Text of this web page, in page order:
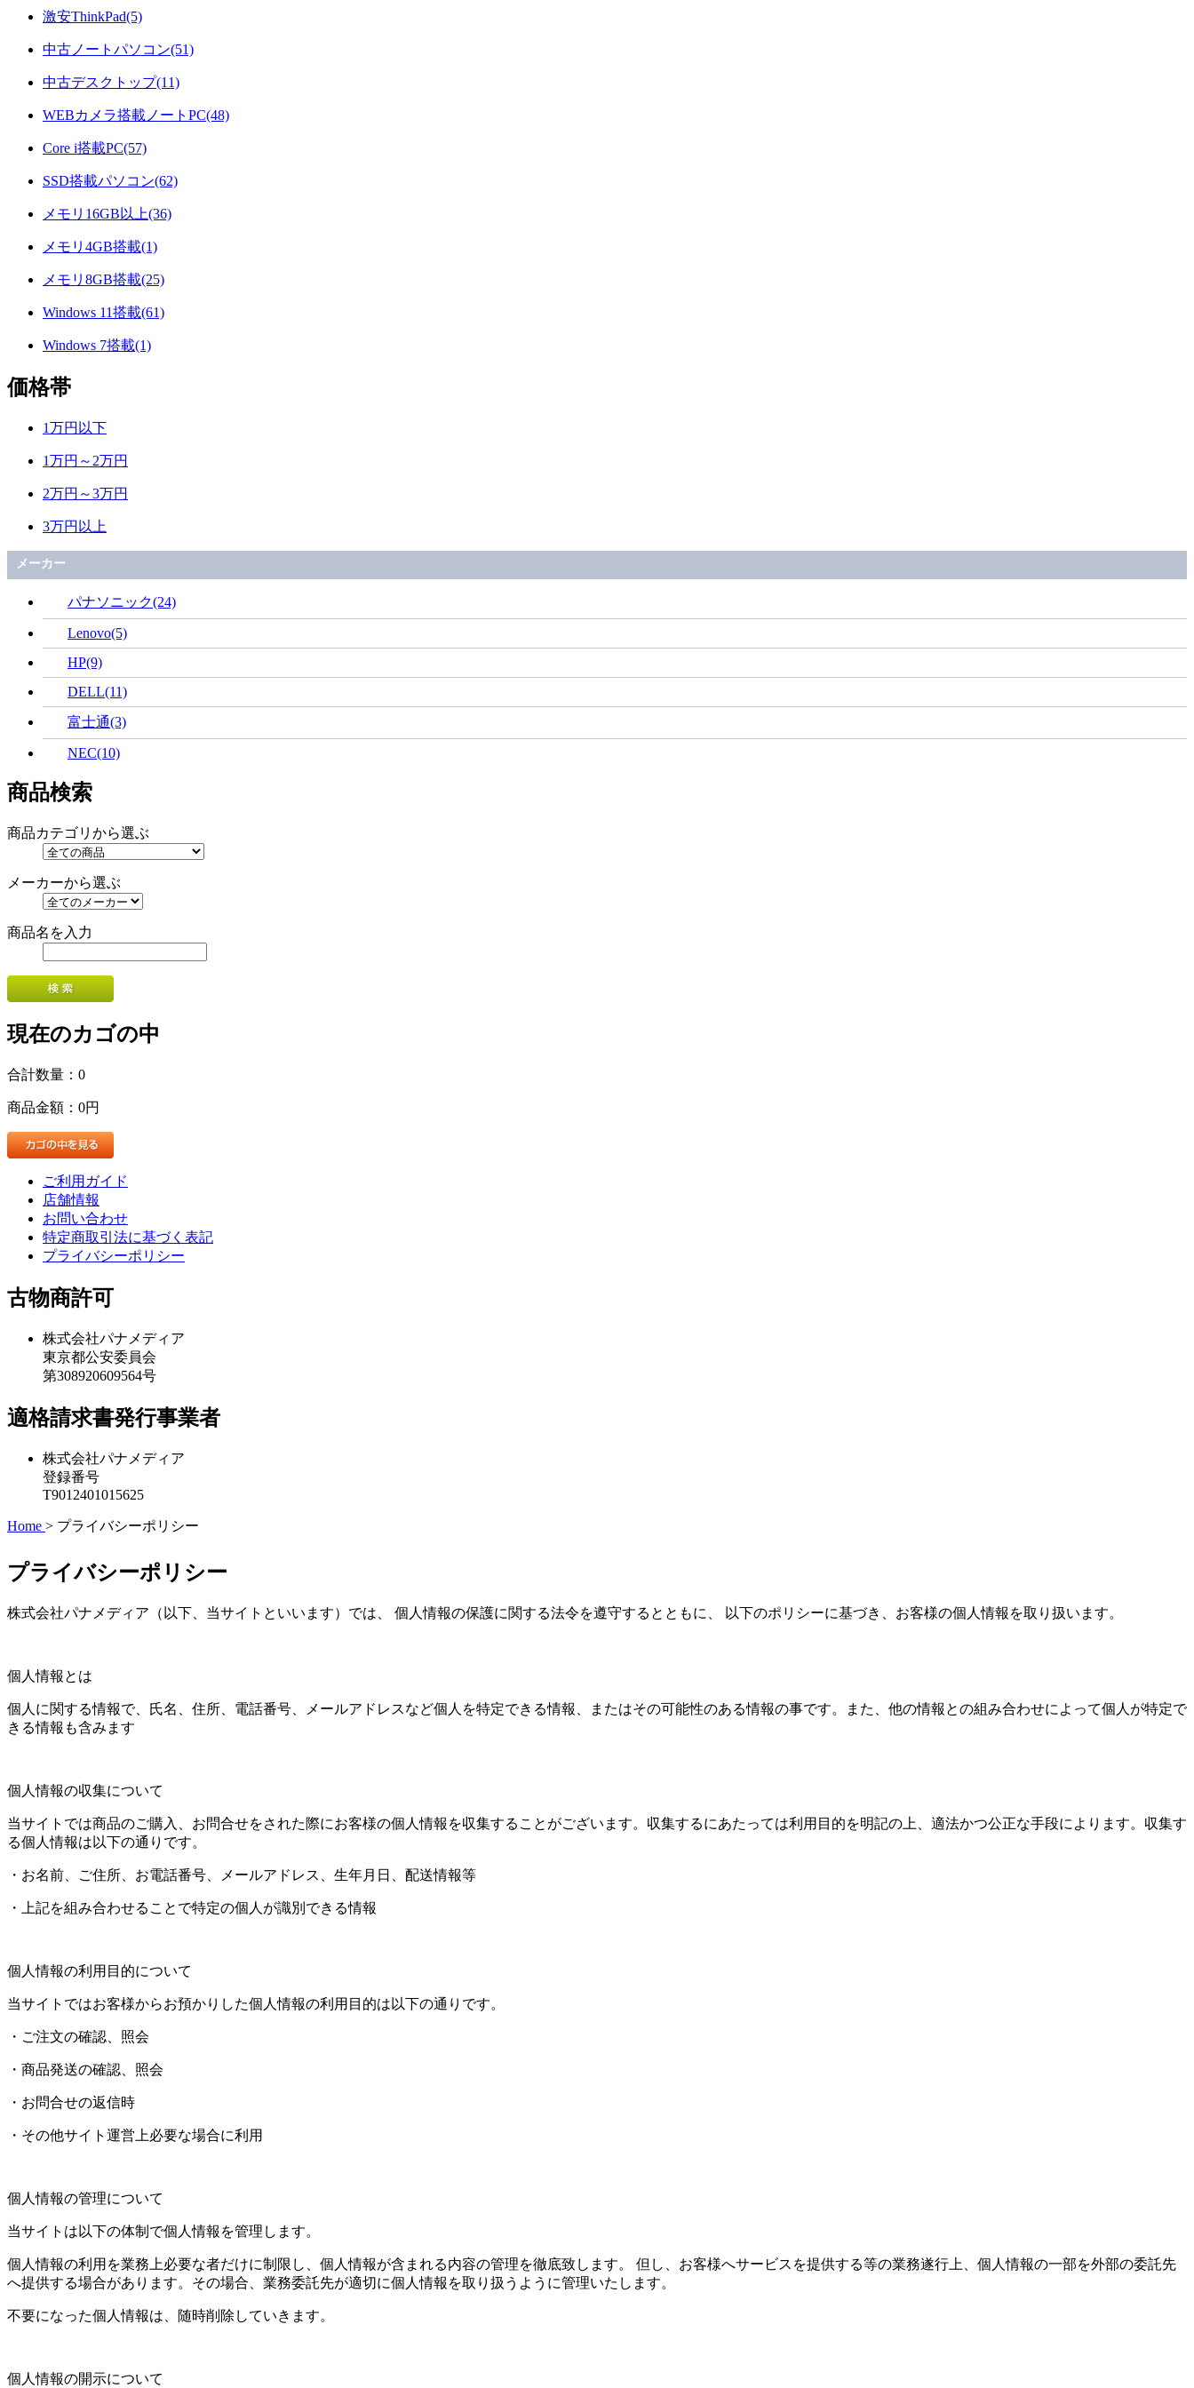
激安ThinkPad(5)
中古ノートパソコン(51)
中古デスクトップ(11)
WEBカメラ搭載ノートPC(48)
Core i搭載PC(57)
SSD搭載パソコン(62)
メモリ16GB以上(36)
メモリ4GB搭載(1)
メモリ8GB搭載(25)
Windows 11搭載(61)
Windows 7搭載(1)
価格帯
1万円以下
1万円～2万円
2万円～3万円
3万円以上
メーカー
パナソニック(24)
Lenovo(5)
HP(9)
DELL(11)
富士通(3)
NEC(10)
商品検索
商品カテゴリから選ぶ
メーカーから選ぶ
商品名を入力
現在のカゴの中
合計数量： 0
商品金額： 0円
ご利用ガイド
店舗情報
お問い合わせ
特定商取引法に基づく表記
プライバシーポリシー
古物商許可
株式会社パナメディア
東京都公安委員会
第308920609564号
適格請求書発行事業者
株式会社パナメディア
登録番号
T9012401015625
Home > プライバシーポリシー
プライバシーポリシー
株式会社パナメディア（以下、当サイトといいます）では、 個人情報の保護に関する法令を遵守するとともに、 以下のポリシーに基づき、お客様の個人情報を取り扱います。
個人情報とは
個人に関する情報で、氏名、住所、電話番号、メールアドレスなど個人を特定できる情報、またはその可能性のある情報の事です。また、他の情報との組み合わせによって個人が特定で
きる情報も含みます
個人情報の収集について
当サイトでは商品のご購入、お問合せをされた際にお客様の個人情報を収集することがございます。収集するにあたっては利用目的を明記の上、適法かつ公正な手段によります。収集す
る個人情報は以下の通りです。
・お名前、ご住所、お電話番号、メールアドレス、生年月日、配送情報等
・上記を組み合わせることで特定の個人が識別できる情報
個人情報の利用目的について
当サイトではお客様からお預かりした個人情報の利用目的は以下の通りです。
・ご注文の確認、照会
・商品発送の確認、照会
・お問合せの返信時
・その他サイト運営上必要な場合に利用
個人情報の管理について
当サイトは以下の体制で個人情報を管理します。
個人情報の利用を業務上必要な者だけに制限し、個人情報が含まれる内容の管理を徹底致します。 但し、お客様へサービスを提供する等の業務遂行上、個人情報の一部を外部の委託先
へ提供する場合があります。その場合、業務委託先が適切に個人情報を取り扱うように管理いたします。
不要になった個人情報は、随時削除していきます。
個人情報の開示について